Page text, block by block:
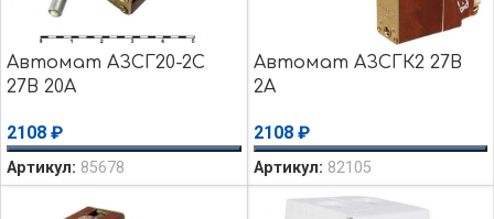
Автомат АЗСГ20-2С
27В 20А
2108 ₽
Артикул: 85678
Автомат АЗСГК2 27В
2А
2108 ₽
Артикул: 82105